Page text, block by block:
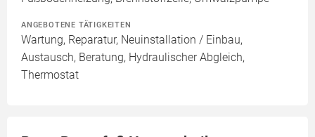
ANGEBOTENE TÄTIGKEITEN
Wartung, Reparatur, Neuinstallation / Einbau,
Austausch, Beratung, Hydraulischer Abgleich,
Thermostat